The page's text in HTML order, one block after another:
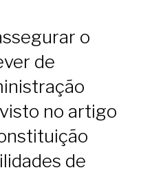
o
de
no artigo
de